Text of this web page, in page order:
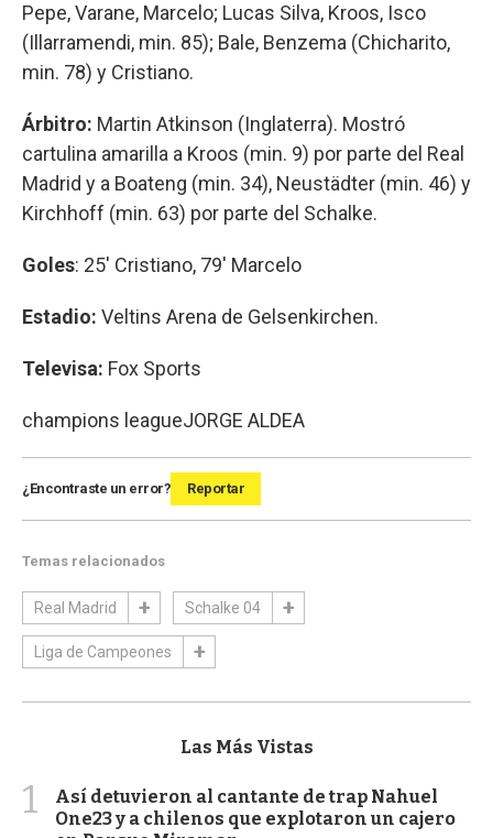
Pepe, Varane, Marcelo; Lucas Silva, Kroos, Isco
(Illarramendi, min. 85); Bale, Benzema (Chicharito,
min. 78) y Cristiano.
Árbitro: Martin Atkinson (Inglaterra). Mostró
cartulina amarilla a Kroos (min. 9) por parte del Real
Madrid y a Boateng (min. 34), Neustädter (min. 46) y
Kirchhoff (min. 63) por parte del Schalke.
Goles: 25' Cristiano, 79' Marcelo
Estadio: Veltins Arena de Gelsenkirchen.
Televisa: Fox Sports
champions leagueJORGE ALDEA
¿Encontraste un error? Reportar
Temas relacionados
Real Madrid Schalke 04
Liga de Campeones
Las Más Vistas
1
Así detuvieron al cantante de trap Nahuel
One23 y a chilenos que explotaron un cajero